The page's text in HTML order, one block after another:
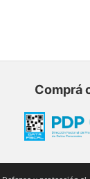
Comprá